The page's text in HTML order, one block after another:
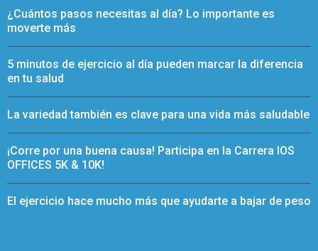
¿Cuántos pasos necesitas al día? Lo importante es
moverte más
5 minutos de ejercicio al día pueden marcar la diferencia
en tu salud
La variedad también es clave para una vida más saludable
¡Corre por una buena causa! Participa en la Carrera IOS
OFFICES 5K & 10K!
El ejercicio hace mucho más que ayudarte a bajar de peso